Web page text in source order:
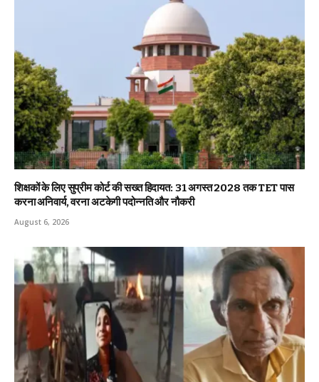
शिक्षकों के लिए सुप्रीम कोर्ट की सख्त हिदायत: 31 अगस्त 2028 तक TET पास
करना अनिवार्य, वरना अटकेगी पदोन्नति और नौकरी
August 6, 2026